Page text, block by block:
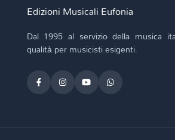
Edizioni Musicali Eufonia
Dal 1995 al servizio della musica
qualità per musicisti esigenti.